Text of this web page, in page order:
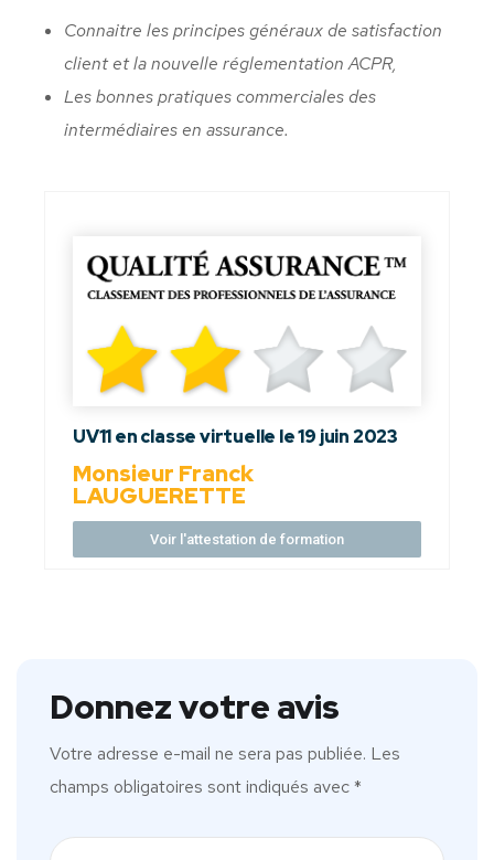
Connaitre les principes généraux de satisfaction
client et la nouvelle réglementation ACPR,
Les bonnes pratiques commerciales des
intermédiaires en assurance.
UV11 en classe virtuelle le 19 juin 2023
Monsieur Franck
LAUGUERETTE
Voir l'attestation de formation
Donnez votre avis
Votre adresse e-mail ne sera pas publiée. Les
champs obligatoires sont indiqués avec*